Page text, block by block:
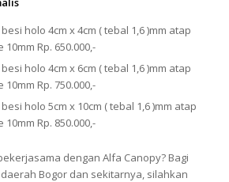
holo 4cm x 4cm ( tebal 1,6 )mm atap
Rp. 650.000,-
holo 4cm x 6cm ( tebal 1,6 )mm atap
Rp. 750.000,-
holo 5cm x 10cm ( tebal 1,6 )mm atap
Rp. 850.000,-
dengan Alfa Canopy? Bagi
Bogor dan sekitarnya, silahkan